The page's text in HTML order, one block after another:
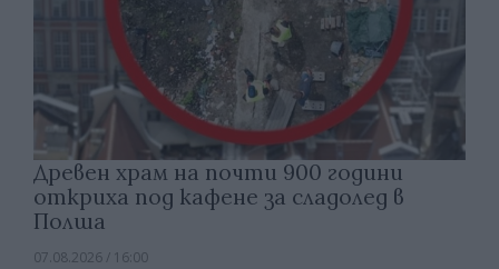
Древен храм на почти 900 години
откриха под кафене за сладолед в
Полша
07.08.2026 / 16:00